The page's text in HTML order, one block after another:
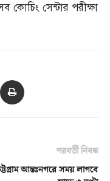
কোচিং সেন্টার পরীক্ষা
পরবর্তী নিবন্ধ
আন্তঃনগরে সময় লাগবে